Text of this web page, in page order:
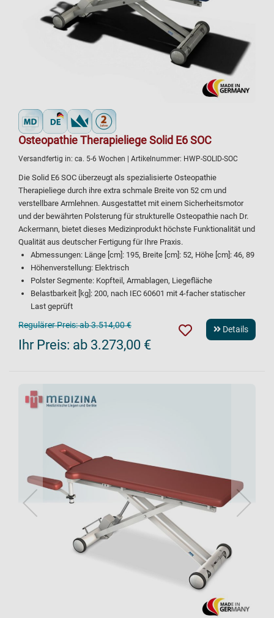
Osteopathie Therapieliege Solid E6 SOC
Versandfertig in: ca. 5-6 Wochen | Artikelnummer: HWP-SOLID-SOC
Die Solid E6 SOC überzeugt als spezialisierte Osteopathie
Therapieliege durch ihre extra schmale Breite von 52 cm und
verstellbare Armlehnen. Ausgestattet mit einem Sicherheitsmotor
und der bewährten Polsterung für strukturelle Osteopathie nach Dr.
Ackermann, bietet dieses Medizinprodukt höchste Funktionalität und
Qualität aus deutscher Fertigung für Ihre Praxis.
Abmessungen: Länge [cm]: 195, Breite [cm]: 52, Höhe [cm]: 46, 89
Höhenverstellung: Elektrisch
Polster Segmente: Kopfteil, Armablagen, Liegefläche
Belastbarkeit [kg]: 200, nach IEC 60601 mit 4-facher statischer
Last geprüft
Regulärer Preis:ab 3.514,00 €
Ihr Preis: ab 3.273,00 €
Details